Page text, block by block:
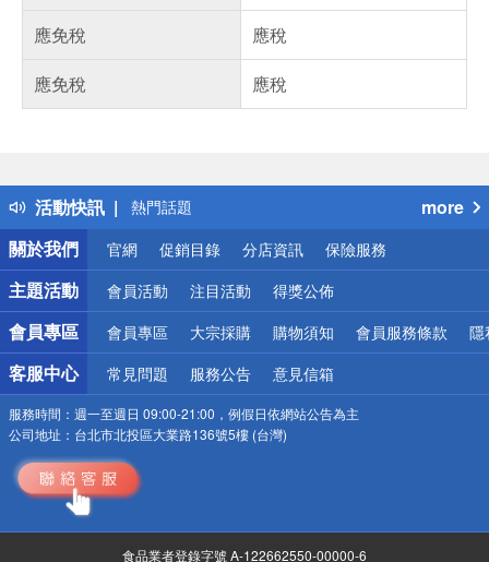
應免稅
應稅
應免稅
應稅
活動快訊
得獎公告
熱門話題
銀行優惠
偏遠地區配送
詐騙網頁！請小心！
more
關於我們
官網 促銷目錄 分店資訊 保險服務
主題活動 會員活動 注目活動 得獎公佈
會員專區 會員專區 大宗採購 購物須知 會員服務條款 隱
客服中心 常見問題 服務公告 意見信箱
服務時間： 週一至週日 09:00-21:00，例假日依網站公告為主
公司地址： 台北市北投區大業路136號5樓 (台灣)
食品業者登錄字號 A-122662550-00000-6